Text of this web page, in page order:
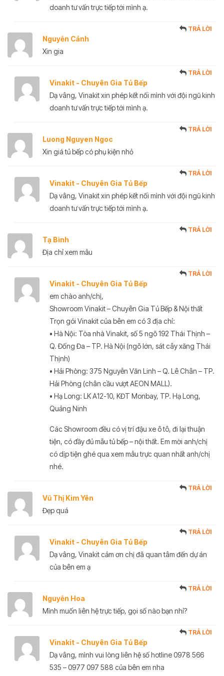
doanh tư vấn trực tiếp tới mình ạ.
Nguyễn Cảnh
TRẢ LỜI
Xin gia
Vinakit - Chuyên Gia Tủ Bếp
TRẢ LỜI
Dạ vâng, Vinakit xin phép kết nối mình với đội ngũ kinh
doanh tư vấn trực tiếp tới mình ạ.
Luong Nguyen Ngoc
TRẢ LỜI
Xin giá tủ bếp có phụ kiện nhỏ
Vinakit - Chuyên Gia Tủ Bếp
TRẢ LỜI
Dạ vâng, Vinakit xin phép kết nối mình với đội ngũ kinh
doanh tư vấn trực tiếp tới mình ạ.
Tạ Bình
TRẢ LỜI
Địa chỉ xem mẫu
Vinakit - Chuyên Gia Tủ Bếp
TRẢ LỜI
em chào anh/chị,
Showroom Vinakit – Chuyên Gia Tủ Bếp & Nội thất
Trọn gói Vinakit của bên em có 3 địa chỉ:
• Hà Nội: Tòa nhà Vinakit, số 5 ngõ 192 Thái Thịnh –
Q. Đống Đa – TP. Hà Nội (ngõ lớn, sát cây xăng Thái
Thịnh)
• Hải Phòng: 375 Nguyễn Văn Linh – Q. Lê Chân – TP.
Hải Phòng (chân cầu vượt AEON MALL).
• Hạ Long: LK A12-10, KĐT Monbay, TP. Hạ Long,
Quảng Ninh
Các Showroom đều có vị trí đậu xe ô tô, đi lại thuận
tiện, có đầy đủ mẫu tủ bếp – nội thất. Em mời anh/chị
có dịp tiện ghé qua xem mẫu trực quan nhất anh/chị
nhé.
Vũ Thị Kim Yên
TRẢ LỜI
Đẹp quá
Vinakit - Chuyên Gia Tủ Bếp
TRẢ LỜI
Dạ vâng, Vinakit cảm ơn chị đã quan tâm đến dự án
của bên em ạ
Nguyễn Hoa
TRẢ LỜI
Mình muốn liên hệ trực tiếp, gọi số nào bạn nhỉ?
Vinakit - Chuyên Gia Tủ Bếp
TRẢ LỜI
Dạ vâng, mình vui lòng liên hệ số hotline 0978 566
535 – 0977 097 588 của bên em nha